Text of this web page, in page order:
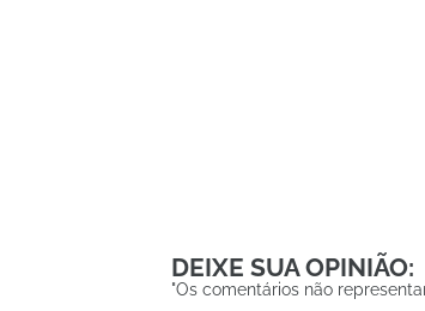
DEIXE SUA OPINIÃO:
"Os comentários não